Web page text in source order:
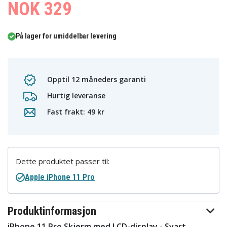
NOK 329
På lager for umiddelbar levering
Opptil 12 måneders garanti
Hurtig leveranse
Fast frakt: 49 kr
Produktinformasjon
Dette produktet passer til:
Apple iPhone 11 Pro